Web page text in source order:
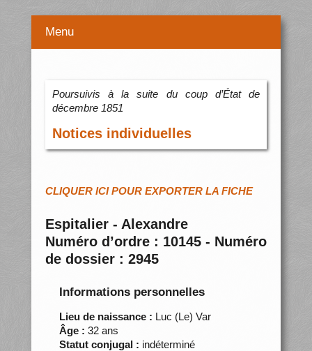
Menu
Poursuivis à la suite du coup d’État de
décembre 1851
Notices individuelles
CLIQUER ICI POUR EXPORTER LA FICHE
Espitalier - Alexandre
Numéro d’ordre : 10145 - Numéro
de dossier : 2945
Informations personnelles
Lieu de naissance : Luc (Le) Var
Âge : 32 ans
Statut conjugal : indéterminé